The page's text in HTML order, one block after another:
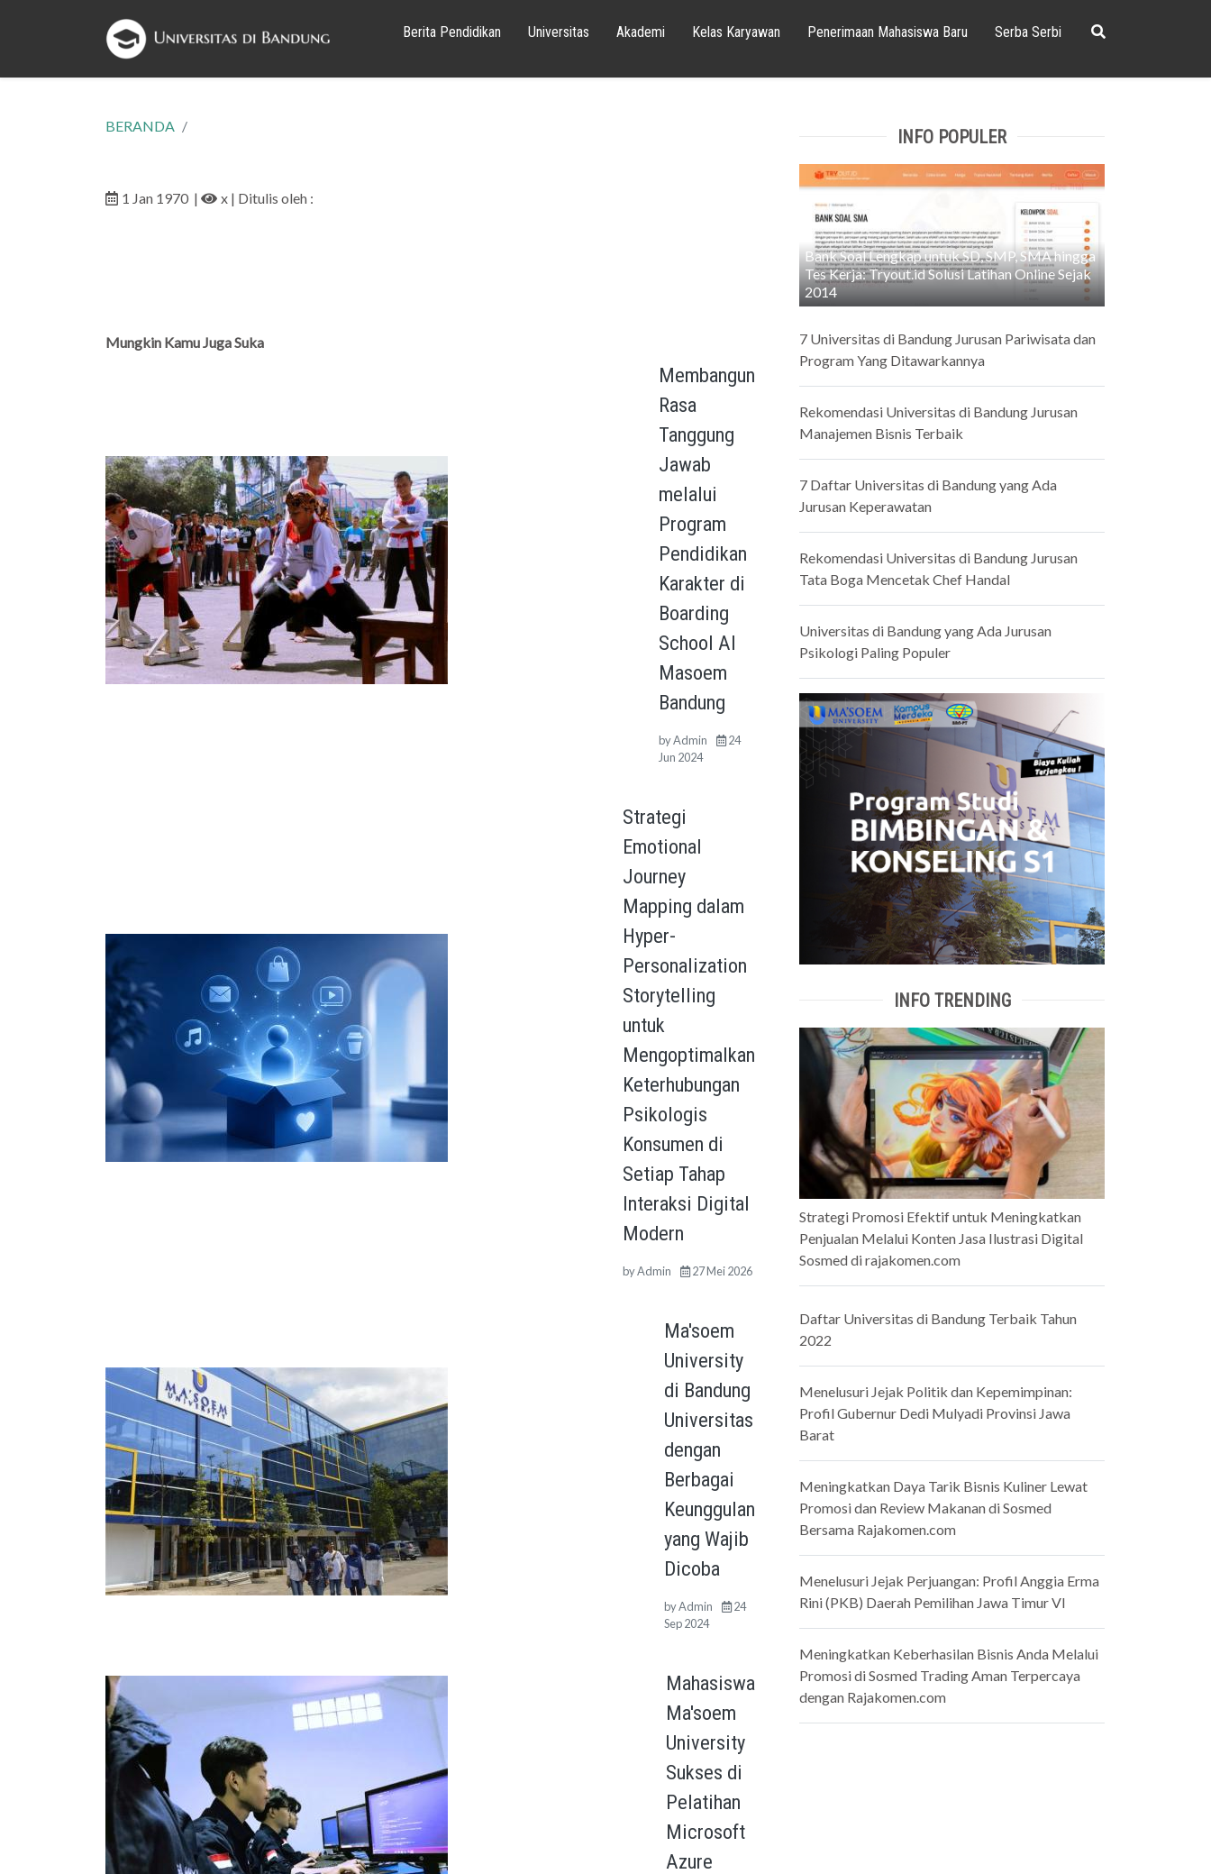
Berita Pendidikan Universitas Akademi Kelas Karyawan Penerimaan Mahasiswa Baru Serba Serbi
BERANDA
1 Jan 1970 | x | Ditulis oleh :
Mungkin Kamu Juga Suka
Membangun
Rasa
Tanggung
Jawab
melalui
Program
Pendidikan
Karakter di
Boarding
School Al
Masoem
Bandung
byAdmin
24
Jun 2024
Strategi
Emotional
Journey
Mapping dalam
Hyper-
Personalization
Storytelling
untuk
Mengoptimalkan
Keterhubungan
Psikologis
Konsumen di
Setiap Tahap
Interaksi Digital
Modern
byAdmin 27 Mei 2026
Ma'soem
University
di Bandung
Universitas
dengan
Berbagai
Keunggulan
yang Wajib
Dicoba
byAdmin
24
Sep 2024
Mahasiswa
Ma'soem
University
Sukses di
Pelatihan
Microsoft
Azure
INFO POPULER
Bank Soal Lengkap untuk SD, SMP, SMA hingga
Tes Kerja: Tryout.id Solusi Latihan Online Sejak
2014
7 Universitas di Bandung Jurusan Pariwisata dan
Program Yang Ditawarkannya
Rekomendasi Universitas di Bandung Jurusan
Manajemen Bisnis Terbaik
7 Daftar Universitas di Bandung yang Ada
Jurusan Keperawatan
Rekomendasi Universitas di Bandung Jurusan
Tata Boga Mencetak Chef Handal
Universitas di Bandung yang Ada Jurusan
Psikologi Paling Populer
INFO TRENDING
Strategi Promosi Efektif untuk Meningkatkan
Penjualan Melalui Konten Jasa Ilustrasi Digital
Sosmed di rajakomen.com
Daftar Universitas di Bandung Terbaik Tahun
2022
Menelusuri Jejak Politik dan Kepemimpinan:
Profil Gubernur Dedi Mulyadi Provinsi Jawa
Barat
Meningkatkan Daya Tarik Bisnis Kuliner Lewat
Promosi dan Review Makanan di Sosmed
Bersama Rajakomen.com
Menelusuri Jejak Perjuangan: Profil Anggia Erma
Rini (PKB) Daerah Pemilihan Jawa Timur VI
Meningkatkan Keberhasilan Bisnis Anda Melalui
Promosi di Sosmed Trading Aman Terpercaya
dengan Rajakomen.com